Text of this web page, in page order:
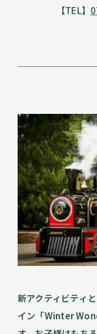
【TEL】
新アクティビティ
イン「Winter